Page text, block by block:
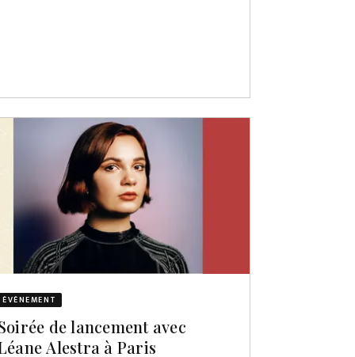
ÉVÈNEMENT
de lancement avec
Alestra à Paris